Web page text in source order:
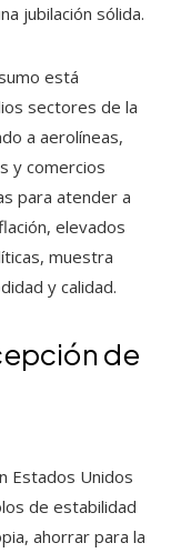
jubilación sólida.
está
sectores de la
a aerolíneas,
y comercios
para atender a
elevados
muestra
y calidad.
de
Estados Unidos
de estabilidad
ahorrar para la